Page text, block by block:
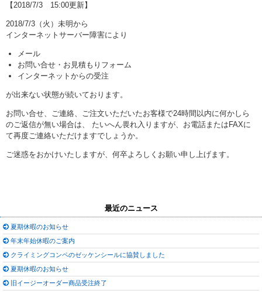
【2018/7/3 15:00更新】
2018/7/3（火）未明から
インターネットサーバー障害により
メール
お問い合せ・お見積もりフォーム
インターネットからの受注
が出来ない状態が続いております。
お問い合せ、ご連絡、ご注文いただいたお客様で24時間以内に何かしら
のご返信が無い場合は、 たいへん畏れ入りますが、お電話またはFAXに
て再度ご連絡いただけますでしょうか。
ご迷惑をおかけいたしますが、何卒よろしくお願い申し上げます。
最近のニュース
夏期休暇のお知らせ
年末年始休暇のご案内
クライミングコンペのゼッケンシールに協賛しました
夏期休暇のお知らせ
旧イージーオーダー商品受注終了